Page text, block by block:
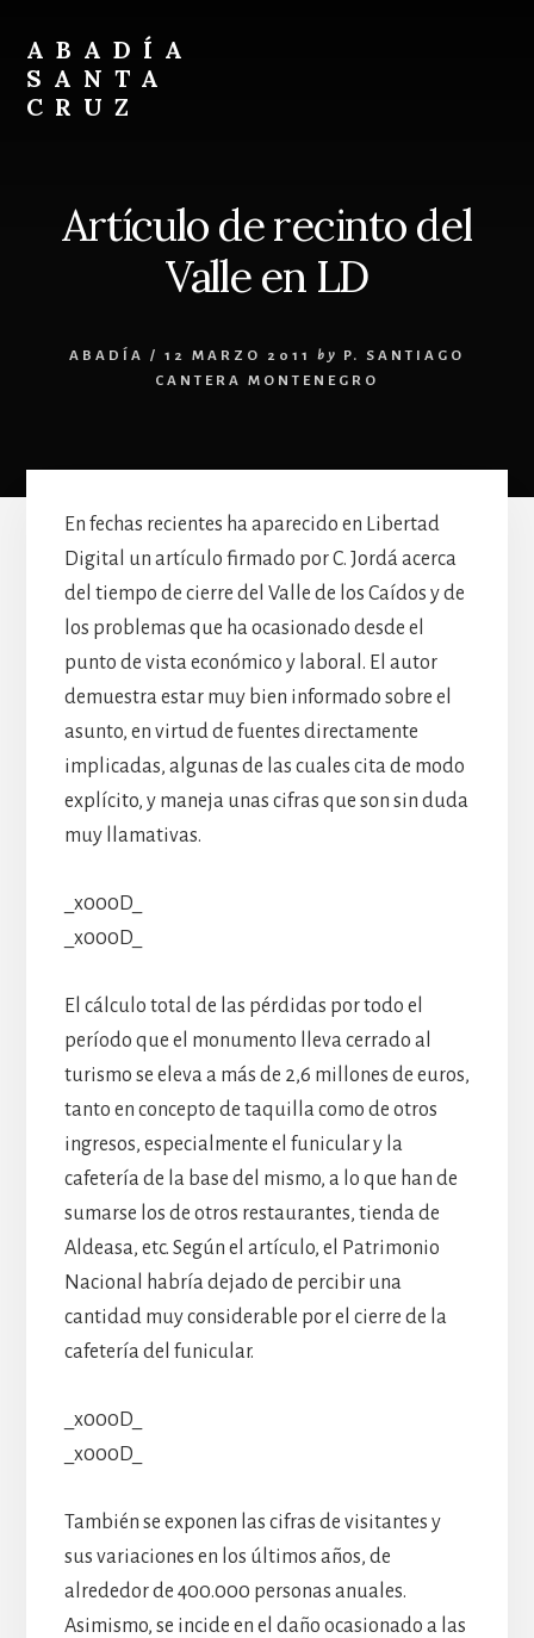
content
footer
ABADÍA
SANTA
CRUZ
Artículo de recinto del
Valle en LD
ABADÍA / 12 MARZO 2011 by
P. SANTIAGO
CANTERA MONTENEGRO
En fechas recientes ha aparecido en Libertad
Digital un artículo firmado por C. Jordá acerca
del tiempo de cierre del Valle de los Caídos y de
los problemas que ha ocasionado desde el
punto de vista económico y laboral. El autor
demuestra estar muy bien informado sobre el
asunto, en virtud de fuentes directamente
implicadas, algunas de las cuales cita de modo
explícito, y maneja unas cifras que son sin duda
muy llamativas.
_x000D_
_x000D_
El cálculo total de las pérdidas por todo el
período que el monumento lleva cerrado al
turismo se eleva a más de 2,6 millones de euros,
tanto en concepto de taquilla como de otros
ingresos, especialmente el funicular y la
cafetería de la base del mismo, a lo que han de
sumarse los de otros restaurantes, tienda de
Aldeasa, etc. Según el artículo, el Patrimonio
Nacional habría dejado de percibir una
cantidad muy considerable por el cierre de la
cafetería del funicular.
_x000D_
_x000D_
También se exponen las cifras de visitantes y
sus variaciones en los últimos años, de
alrededor de 400.000 personas anuales.
Asimismo, se incide en el daño ocasionado a las